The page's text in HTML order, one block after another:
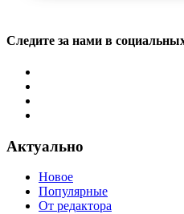
Следите за нами в
Актуально
Новое
Популярные
От редактора